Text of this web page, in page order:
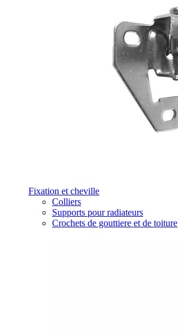
Fixation et cheville
Colliers
Supports pour radiateurs
Crochets de gouttiere et de toiture